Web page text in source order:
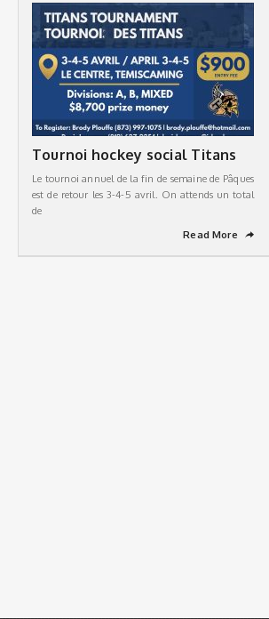
Tournoi hockey social Titans
Le tournoi annuel de la fin de semaine de Pâques
est de retour les 3-4-5 avril. On attends un total
de
Read More
➦